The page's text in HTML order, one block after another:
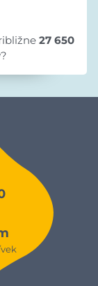
27 650